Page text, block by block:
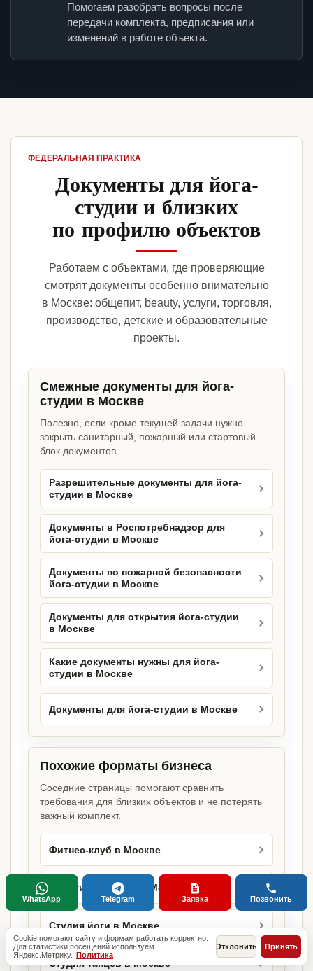
Помогаем разобрать вопросы после
передачи комплекта, предписания или
изменений в работе объекта.
ФЕДЕРАЛЬНАЯ ПРАКТИКА
Документы для йога-
студии и близких
по профилю объектов
Работаем с объектами, где проверяющие
смотрят документы особенно внимательно
в Москве: общепит, beauty, услуги, торговля,
производство, детские и образовательные
проекты.
Смежные документы для йога-
студии в Москве
Полезно, если кроме текущей задачи нужно
закрыть санитарный, пожарный или стартовый
блок документов.
Разрешительные документы для йога-
студии в Москве
Документы в Роспотребнадзор для
йога-студии в Москве
Документы по пожарной безопасности
йога-студии в Москве
Документы для открытия йога-студии
в Москве
Какие документы нужны для йога-
студии в Москве
Документы для йога-студии в Москве
Похожие форматы бизнеса
Соседние страницы помогают сравнить
требования для близких объектов и не потерять
важный комплект.
Фитнес-клуб в Москве
Спортивный клуб в Москве
Студия йоги в Москве
Студия танцев в Москве
Cookie помогают сайту и формам работать корректно.
Для статистики посещений используем
Яндекс.Метрику. Политика
Отклонить Принять
WhatsApp Telegram Заявка Позвонить